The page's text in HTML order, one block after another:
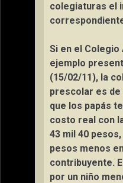
colegiaturas el
Si en el Colegio
ejemplo
(15/02/11), la
prescolar es de
que los papás
costo real con
43 mil 40
pesos menos
contribuyente.
por un niño